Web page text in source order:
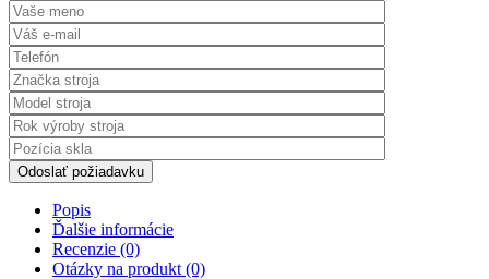
Odoslať požiadavku
Popis
Ďalšie informácie
Recenzie (0)
Otázky na produkt (0)